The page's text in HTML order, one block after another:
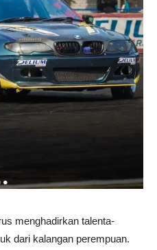
menghadirkan talenta-
dari kalangan perempuan.